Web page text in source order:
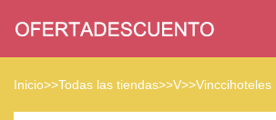
Inicio>>Todas las tiendas>>V>>Vinccihoteles